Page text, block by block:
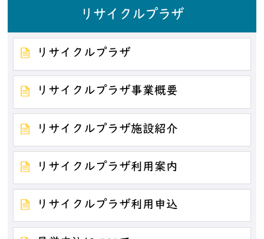
リサイクルプラザ
リサイクルプラザ
リサイクルプラザ事業概要
リサイクルプラザ施設紹介
リサイクルプラザ利用案内
リサイクルプラザ利用申込